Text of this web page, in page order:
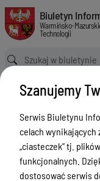
Zapytanie ofertowe na
Biuletyn Informacji
Biuletyn
Warmińsko-
Technologii
Ścieżka powrotu
Strona główna
Zapytanie ofertowe na dostawę komponentów do
Menu
Statut
Szanujemy
Serwis Biuletynu
celach wynikających
„ciasteczek” tj.
funkcjonalnych.
dostosować serwis